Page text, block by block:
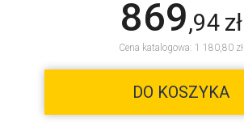
869,94 zł
Cena katalogowa: 1 180,80 zł
DO KOSZYKA